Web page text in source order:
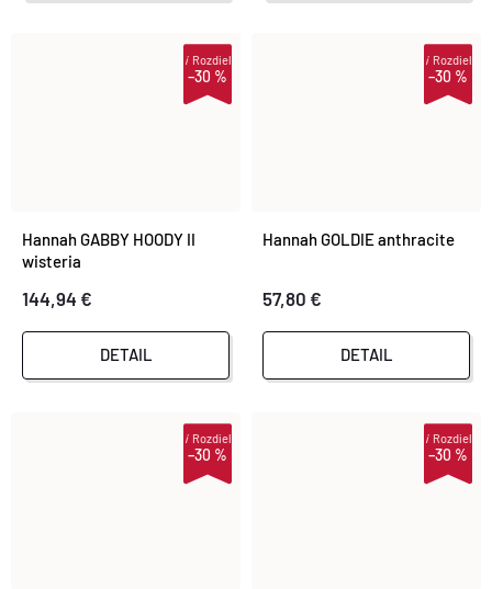
–30 %
iRozdiel
Hannah GABBY HOODY II
wisteria
144,94 €
DETAIL
–30 %
iRozdiel
Hannah GOLDIE anthracite
57,80 €
DETAIL
–30 %
iRozdiel
–30 %
iRozdiel